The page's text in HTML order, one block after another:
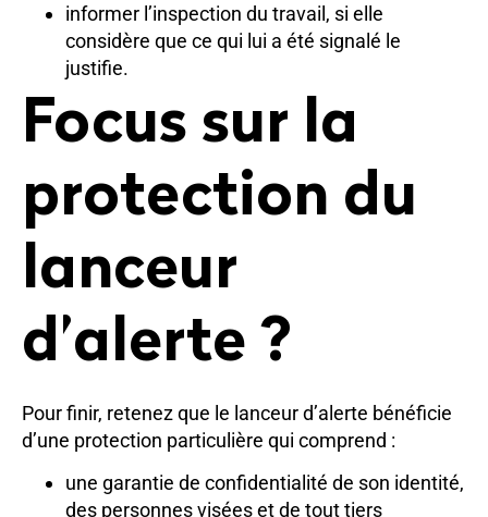
informer l’inspection du travail, si elle
considère que ce qui lui a été signalé le
justifie.
Focus sur la
protection du
lanceur
d’alerte ?
Pour finir, retenez que le lanceur d’alerte bénéficie
d’une protection particulière qui comprend :
une garantie de confidentialité de son identité,
des personnes visées et de tout tiers